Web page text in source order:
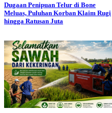
Dugaan Penipuan Telur di Bone
Meluas, Puluhan Korban Klaim Rugi
hingga Ratusan Juta